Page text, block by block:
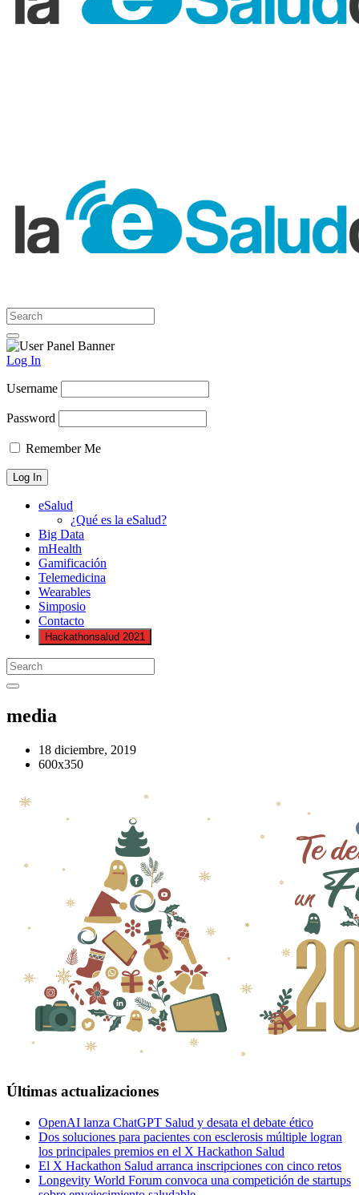
Log In
Username
Password
Remember Me
eSalud
¿Qué es la eSalud?
Big Data
mHealth
Gamificación
Telemedicina
Wearables
Simposio
Contacto
Hackathonsalud 2021
media
18 diciembre, 2019
600x350
Últimas actualizaciones
OpenAI lanza ChatGPT Salud y desata el debate ético
Dos soluciones para pacientes con esclerosis múltiple logran
los principales premios en el X Hackathon Salud
El X Hackathon Salud arranca inscripciones con cinco retos
Longevity World Forum convoca una competición de startups